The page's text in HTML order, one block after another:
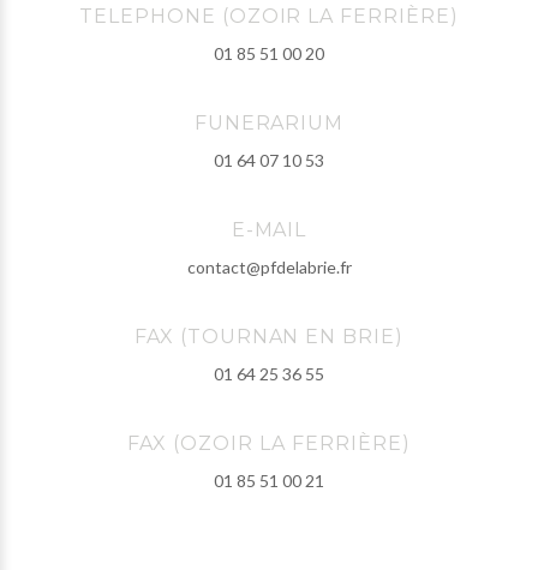
TELEPHONE (OZOIR LA FERRIÈRE)
01 85 51 00 20
FUNERARIUM
01 64 07 10 53
E-MAIL
contact@pfdelabrie.fr
FAX (TOURNAN EN BRIE)
01 64 25 36 55
FAX (OZOIR LA FERRIÈRE)
01 85 51 00 21